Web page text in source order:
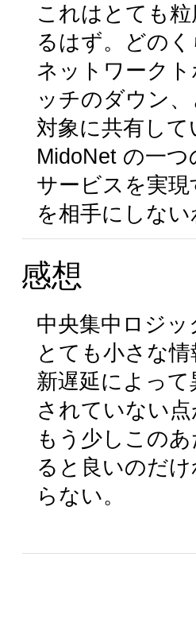
これはとても
るはず。どの
ネットワーク
ッチのダウン
対象に共有し
MidoNet の一
サービスを実
を相手にしな
感想
中央集中ロジ
とても小さな
新遅延によっ
されていない点
もう少しこの
ると良いのだ
らない。